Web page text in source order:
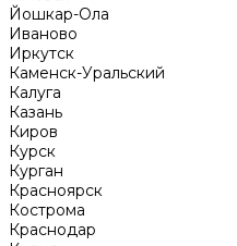
Йошкар-Ола
Иваново
Иркутск
Каменск-Уральский
Калуга
Казань
Киров
Курск
Курган
Красноярск
Кострома
Краснодар